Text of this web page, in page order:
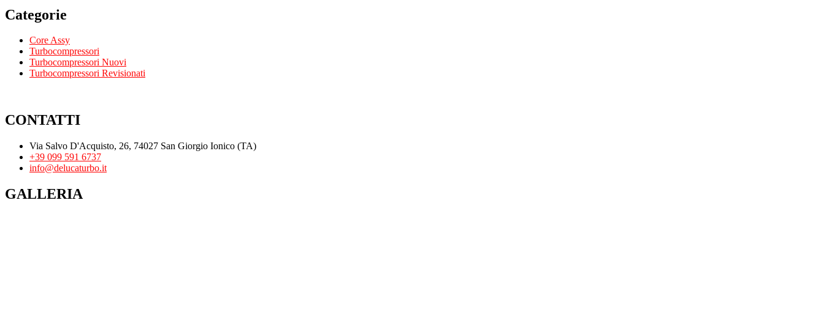
Categorie
Core Assy
Turbocompressori
Turbocompressori Nuovi
Turbocompressori Revisionati
CONTATTI
Via Salvo D'Acquisto, 26, 74027 San Giorgio Ionico (TA)
+39 099 591 6737
info@delucaturbo.it
GALLERIA